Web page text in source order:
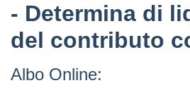
- Determina di
del contributo
Albo Online: